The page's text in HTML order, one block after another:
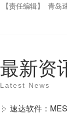
【责任编辑】
青岛
最新资
Latest News
速达软件：